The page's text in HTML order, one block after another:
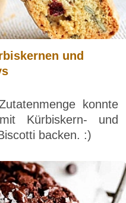
und
konnte
Kürbiskern- und
backen. :)